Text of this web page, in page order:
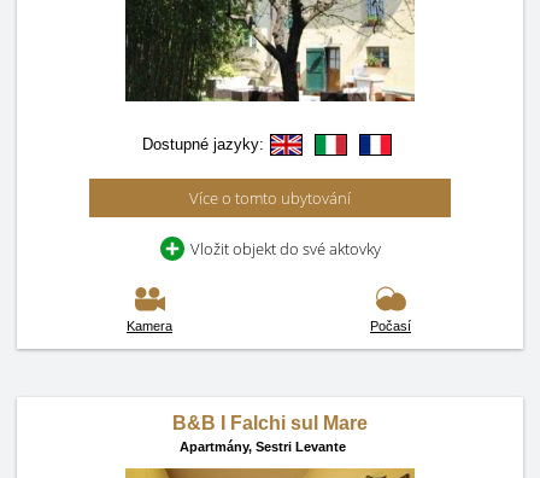
Dostupné jazyky:
Více o tomto ubytování
Vložit objekt do své aktovky
Kamera Počasí
B&B I Falchi sul Mare
Apartmány, Sestri Levante